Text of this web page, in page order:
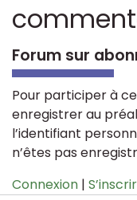
Forum sur
Pour participer à
enregistrer au
l’identifiant
n’êtes pas
Connexion |